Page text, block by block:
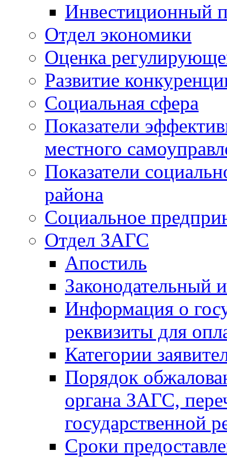
Инвестиционный
Отдел экономики
Оценка
Развитие
Социальная сфера
Показатели
местного
Показатели
района
Социальное
Отдел ЗАГС
Апостиль
Законодательный
Информация о
реквизиты для
Категории
Порядок
органа ЗАГС,
государственной
Сроки